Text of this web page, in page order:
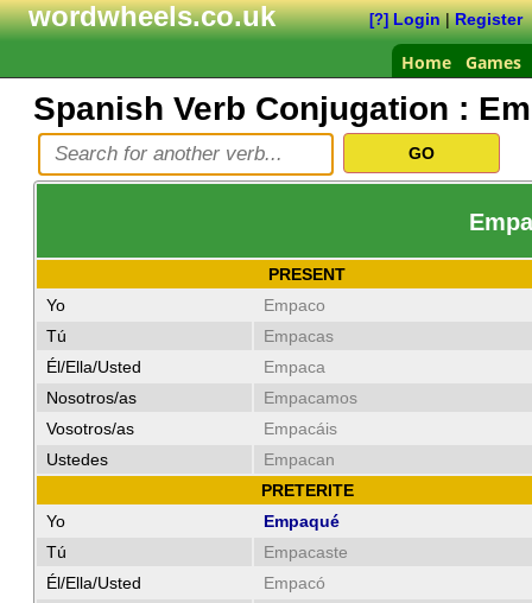
wordwheels.co.uk [?] Login|Register
Home Games
Spanish Verb Conjugation :
PRESENT
Yo
Empaco
Tú
Empacas
Él/Ella/Usted
Empaca
Nosotros/as
Empacamos
Vosotros/as
Empacáis
Ustedes
Empacan
PRETERITE
Yo
Empaqué
Tú
Empacaste
Él/Ella/Usted
Empacó